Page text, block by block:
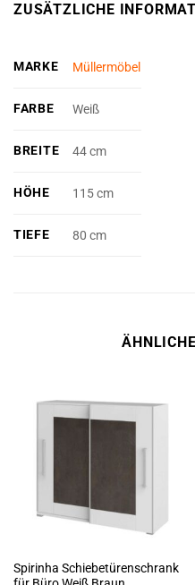
ZUSÄTZLICHE
MARKE Müllermöbel
FARBE Weiß
BREITE 44 cm
HÖHE 115 cm
TIEFE 80 cm
Spirinha Schiebetürenschrank